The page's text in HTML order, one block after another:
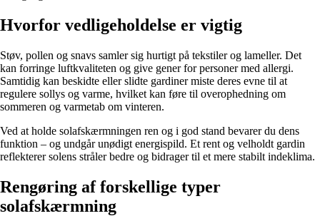
Hvorfor vedligeholdelse er vigtig
Støv, pollen og snavs samler sig hurtigt på tekstiler og lameller. Det
kan forringe luftkvaliteten og give gener for personer med allergi.
Samtidig kan beskidte eller slidte gardiner miste deres evne til at
regulere sollys og varme, hvilket kan føre til overophedning om
sommeren og varmetab om vinteren.
Ved at holde solafskærmningen ren og i god stand bevarer du dens
funktion – og undgår unødigt energispild. Et rent og velholdt gardin
reflekterer solens stråler bedre og bidrager til et mere stabilt indeklima.
Rengøring af forskellige typer
solafskærmning